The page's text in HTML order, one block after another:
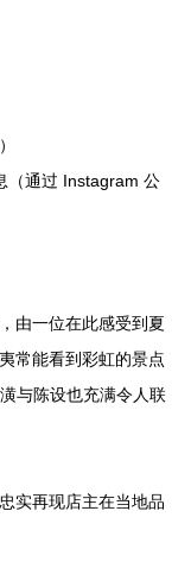
（通过 Instagram 公
由一位在此感受到夏
常能看到彩虹的景点
与陈设也充满令人联
实再现店主在当地品